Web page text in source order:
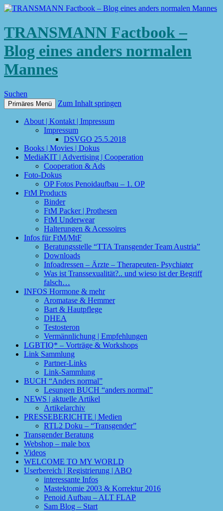
TRANSMANN Factbook –
Blog eines anders normalen
Mannes
Suchen
Primäres Menü Zum Inhalt springen
About | Kontakt | Impressum
Impressum
DSVGO 25.5.2018
Books | Movies | Dokus
MediaKIT | Advertising | Cooperation
Cooperation & Ads
Foto-Dokus
OP Fotos Penoidaufbau – 1. OP
FtM Products
Binder
FtM Packer | Prothesen
FtM Underwear
Halterungen & Acessoires
Infos für FtM/MtF
Beratungsstelle “TTA Transgender Team Austria”
Downloads
Infoadressen – Ärzte – Therapeuten- Psychiater
Was ist Transsexualität?.. und wieso ist der Begriff
falsch…
INFOS Hormone & mehr
Aromatase & Hemmer
Bart & Hautpflege
DHEA
Testosteron
Vermännlichung | Empfehlungen
LGBTIQ* – Vorträge & Workshops
Link Sammlung
Partner-Links
Link-Sammlung
BUCH “Anders normal”
Lesungen BUCH “anders normal”
NEWS | aktuelle Artikel
Artikelarchiv
PRESSEBERICHTE | Medien
RTL2 Doku – “Transgender”
Transgender Beratung
Webshop – male box
Videos
WELCOME TO MY WORLD
Userbereich | Registrierung | ABO
interessante Infos
Mastektomie 2003 & Korrektur 2016
Penoid Aufbau – ALT FLAP
Sam Blog – Start